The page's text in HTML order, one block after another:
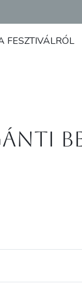
FESZTIVÁLRÓL